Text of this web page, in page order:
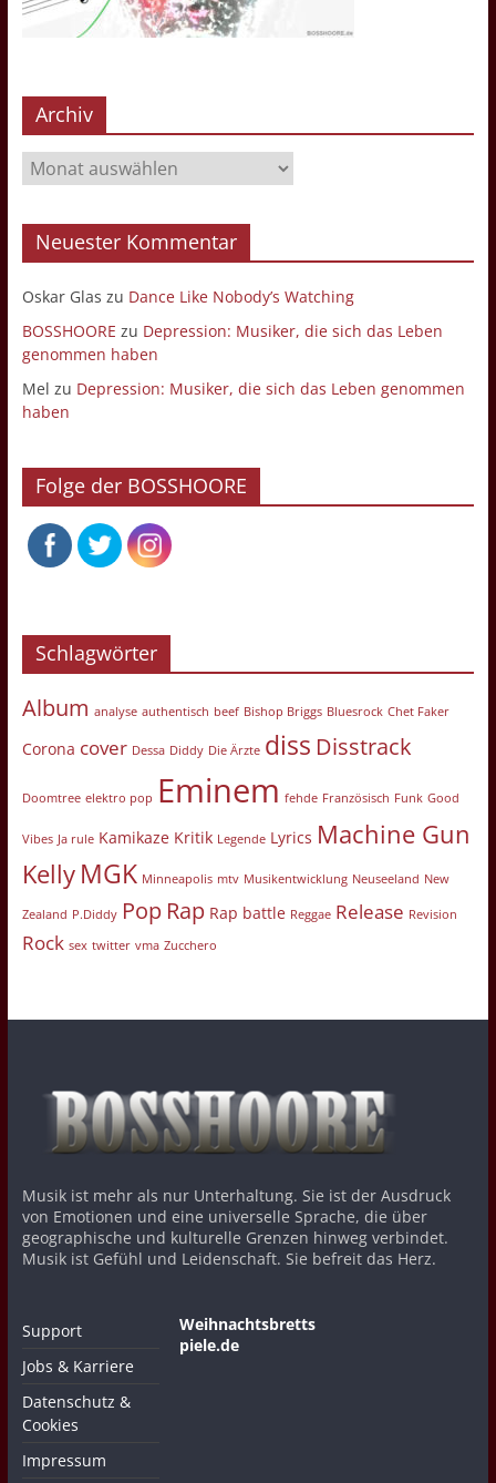
Archiv
Archiv
Neuester Kommentar
Oskar Glas zu Dance Like Nobody’s Watching
BOSSHOORE zu Depression: Musiker, die sich das Leben
genommen haben
Mel zu Depression: Musiker, die sich das Leben genommen
haben
Folge der BOSSHOORE
Schlagwörter
Album analyse authentisch beef Bishop Briggs Bluesrock Chet Faker
Corona cover Dessa Diddy Die Ärzte diss Disstrack
Doomtree elektro pop Eminem fehde Französisch Funk Good
Vibes Ja rule Kamikaze Kritik Legende Lyrics Machine Gun
Kelly MGK Minneapolis mtv Musikentwicklung Neuseeland New
Zealand P.Diddy Pop Rap Rap battle Reggae Release Revision
Rock sex twitter vma Zucchero
Musik ist mehr als nur Unterhaltung. Sie ist der Ausdruck
von Emotionen und eine universelle Sprache, die über
geographische und kulturelle Grenzen hinweg verbindet.
Musik ist Gefühl und Leidenschaft. Sie befreit das Herz.
Support
Jobs & Karriere
Datenschutz &
Cookies
Impressum
Weihnachtsbretts
piele.de